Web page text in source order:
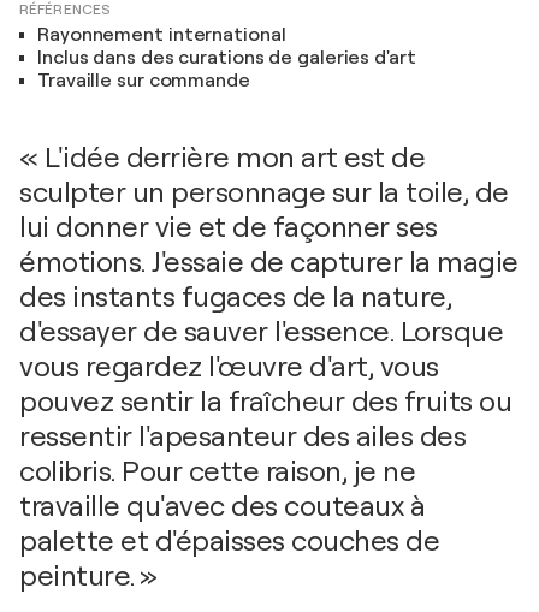
RÉFÉRENCES
Rayonnement international
Inclus dans des curations de galeries d'art
Travaille sur commande
« L'idée derrière mon art est de
sculpter un personnage sur la toile, de
lui donner vie et de façonner ses
émotions. J'essaie de capturer la magie
des instants fugaces de la nature,
d'essayer de sauver l'essence. Lorsque
vous regardez l'œuvre d'art, vous
pouvez sentir la fraîcheur des fruits ou
ressentir l'apesanteur des ailes des
colibris. Pour cette raison, je ne
travaille qu'avec des couteaux à
palette et d'épaisses couches de
peinture. »